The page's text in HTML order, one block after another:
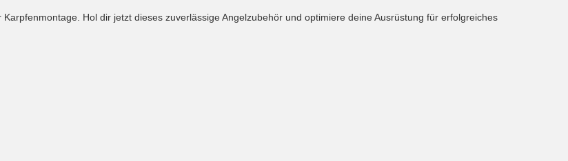
Hol dir jetzt dieses zuverlässige Angelzubehör und optimiere deine Ausrüstung für erfolgreiches